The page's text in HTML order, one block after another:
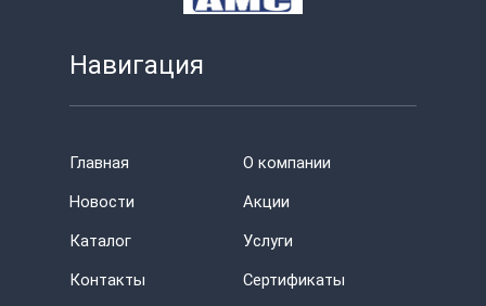
Навигация
Главная
О компании
Новости
Акции
Каталог
Услуги
Контакты
Сертификаты